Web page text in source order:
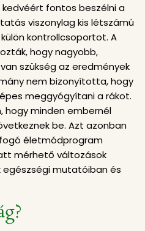
fontos beszélni a
viszonylag kis létszámú
kontrollcsoportot. A
hogy nagyobb,
szükség az eredmények
nem bizonyította, hogy
meggyógyítani a rákot.
minden embernél
be. Azt azonban
életmódprogram
mérhető változások
mutatóiban és